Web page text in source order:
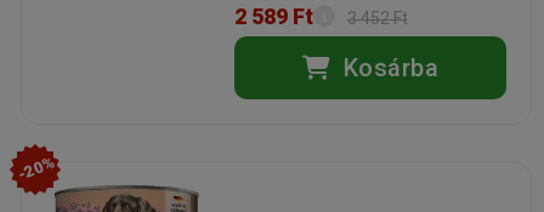
2 589 Ft 3 452 Ft
Kosárba
-20%